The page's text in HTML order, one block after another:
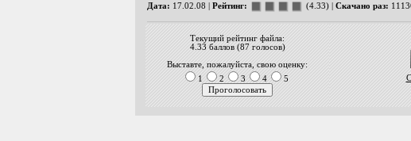
Дата: 17.02.08 | Рейтинг: (4.33) | Скачано раз:
Текущий рейтинг файла:
4.33 баллов (87 голосов)
Выставте, пожалуйста, свою оценку:
1
2 3 4 5